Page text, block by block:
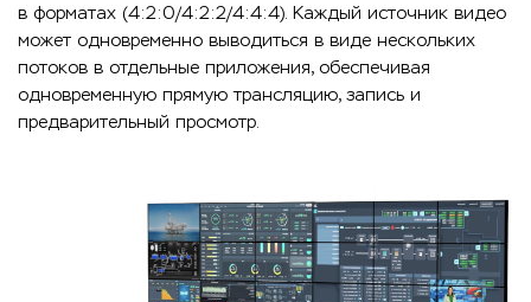
в форматах (4:2:0/4:2:2/4:4:4). Каждый источник видео
может одновременно выводиться в виде нескольких
потоков в отдельные приложения, обеспечивая
одновременную прямую трансляцию, запись и
предварительный просмотр.